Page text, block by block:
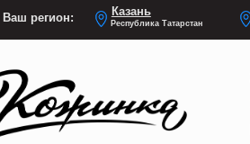
Ваш регион: Казань
Республика Татарстан